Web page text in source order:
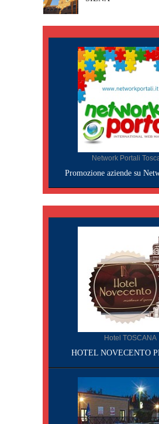
Network Portali
Promozione aziende su
Hotel TOSCANA
HOTEL NOVECENTO